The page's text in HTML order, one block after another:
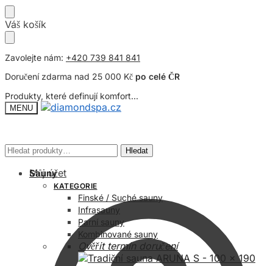
Přeskočit
na
Přeskočit
na
Váš košík
Zavolejte nám: +420 739 841 841
Doručení zdarma nad 25 000 Kč po celé ČR
Produkty, které definují komfort...
MENU
Hledat: Hledat
Můj účet
Hledat: Hledat
Sauny
KATEGORIE
Finské / Suché sauny
Infrasauny
Parní sauny
Kombinované sauny
Ověřit termín doručení